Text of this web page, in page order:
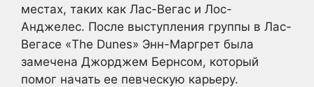
местах, таких как Лас-Вегас и Лос-
Анджелес. После выступления группы в Лас-
Вегасе «The Dunes» Энн-Маргрет была
замечена Джорджем Бернсом, который
помог начать ее певческую карьеру.